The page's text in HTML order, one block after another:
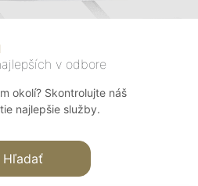
v odbore
okolí? Skontrolujte náš
najlepšie služby.
Hľadať